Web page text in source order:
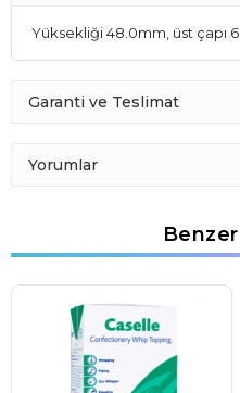
Yüksekliği 48.0mm, üst çapı
Garanti ve Teslimat
Yorumlar